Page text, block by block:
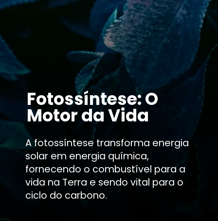
A fotossíntese transforma energia
solar em energia química,
fornecendo o combustível para a
vida na Terra e sendo vital para o
ciclo do carbono.
Fotossíntese: O
Motor da Vida